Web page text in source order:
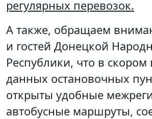
регулярных перевозок.
А также, обращаем
и гостей Донецкой
Республики, что в
данных остановочных
открыты удобные
автобусные маршруты,